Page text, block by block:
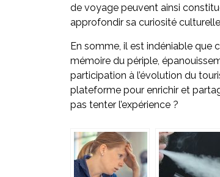
de voyage peuvent ainsi
approfondir sa curiosité
En somme, il est indéniable que
mémoire du périple,
participation à l’évolution du
plateforme pour enrichir et
pas tenter l’expérience ?